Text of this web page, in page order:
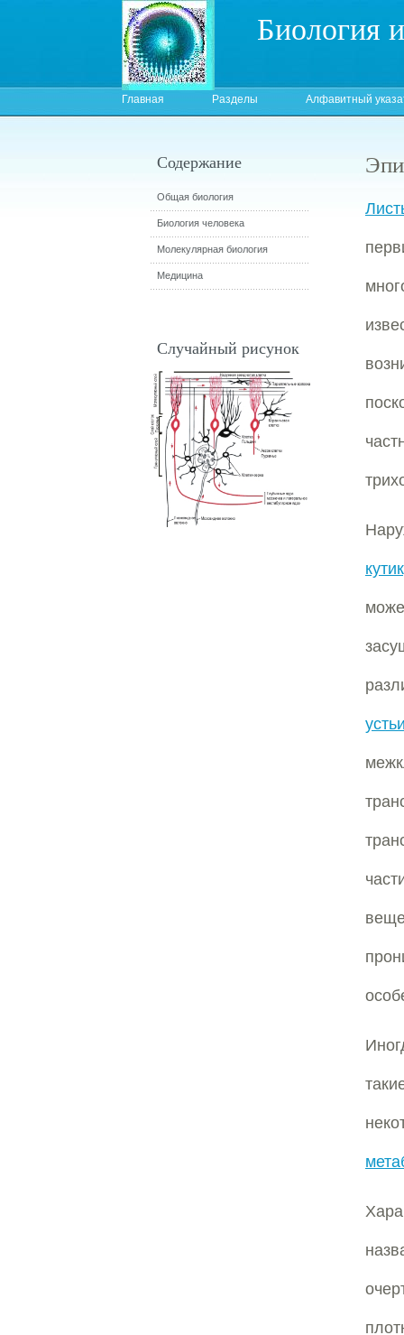
Биология
Главная Разделы Алфавитный
Содержание
Общая биология
Биология человека
Молекулярная биология
Медицина
Случайный рисунок